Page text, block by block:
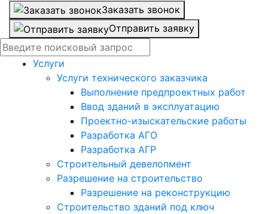
Заказать звонок
Отправить заявку
Услуги
Услуги технического заказчика
Выполнение предпроектных работ
Ввод зданий в эксплуатацию
Проектно-изыскательские работы
Разработка АГО
Разработка АГР
Строительный девелопмент
Разрешение на строительство
Разрешение на реконструкцию
Строительство зданий под ключ